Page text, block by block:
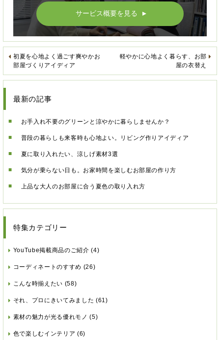
サービス概要を見る ▲
軽やかに心地よく暮らす、お部
屋の衣替え
初夏を心地よく過ごす爽やかお
部屋づくりアイディア
最新の記事
お手入れ不要のグリーンと涼やかに暮らしませんか？
普段の暮らしも来客時も心地よい。リビング作りアイディア
夏に取り入れたい、涼しげ素材3選
気分が乗らない日も。お家時間を楽しむお部屋の作り方
上品な大人のお部屋に合う夏色の取り入れ方
特集カテゴリー
YouTube掲載商品のご紹介 (4)
コーディネートのすすめ (26)
こんな時揃えたい (58)
それ、プロにきいてみました (61)
素材の魅力が光る優れモノ (5)
色で楽しむインテリア (6)